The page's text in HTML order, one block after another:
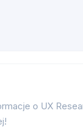
o UX